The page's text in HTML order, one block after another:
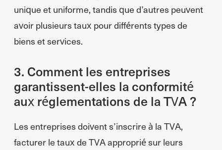
unique et uniforme, tandis que d’autres peuvent
avoir plusieurs taux pour différents types de
biens et services.
3. Comment les entreprises
garantissent-elles la conformité
aux réglementations de la TVA ?
Les entreprises doivent s’inscrire à la TVA,
facturer le taux de TVA approprié sur leurs